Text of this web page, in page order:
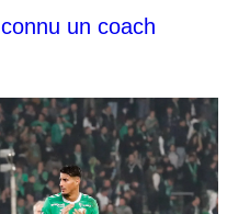
un coach